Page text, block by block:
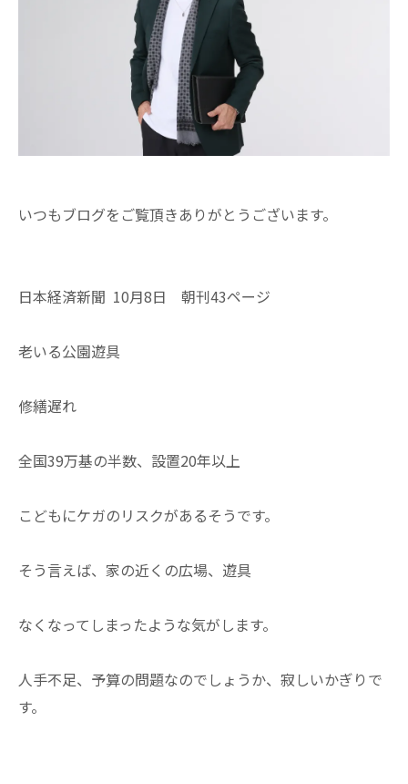
いつもブログをご覧頂きありがとうございます。
日本経済新聞 10月8日 朝刊43ページ
老いる公園遊具
修繕遅れ
全国39万基の半数、設置20年以上
こどもにケガのリスクがあるそうです。
そう言えば、家の近くの広場、遊具
なくなってしまったような気がします。
人手不足、予算の問題なのでしょうか、寂しいかぎりで
す。